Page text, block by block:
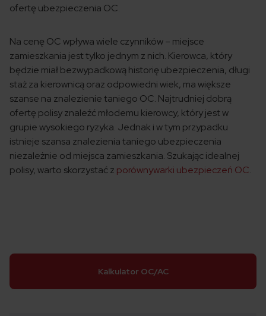
ofertę ubezpieczenia OC.
Na cenę OC wpływa wiele czynników – miejsce
zamieszkania jest tylko jednym z nich. Kierowca, który
będzie miał bezwypadkową historię ubezpieczenia, długi
staż za kierownicą oraz odpowiedni wiek, ma większe
szanse na znalezienie taniego OC. Najtrudniej dobrą
ofertę polisy znaleźć młodemu kierowcy, który jest w
grupie wysokiego ryzyka. Jednak i w tym przypadku
istnieje szansa znalezienia taniego ubezpieczenia
niezależnie od miejsca zamieszkania. Szukając idealnej
polisy, warto skorzystać z porównywarki ubezpieczeń OC.
Kalkulator OC/AC